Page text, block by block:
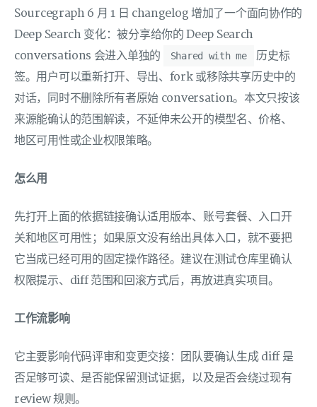
Sourcegraph 6 月 1 日 changelog 增加了一个面向协作的
Deep Search 变化：被分享给你的 Deep Search
conversations 会进入单独的
Shared with me
历史标
签。用户可以重新打开、导出、fork 或移除共享历史中的
对话，同时不删除所有者原始 conversation。本文只按该
来源能确认的范围解读，不延伸未公开的模型名、价格、
地区可用性或企业权限策略。
怎么用
先打开上面的依据链接确认适用版本、账号套餐、入口开
关和地区可用性；如果原文没有给出具体入口，就不要把
它当成已经可用的固定操作路径。建议在测试仓库里确认
权限提示、diff 范围和回滚方式后，再放进真实项目。
工作流影响
它主要影响代码评审和变更交接：团队要确认生成 diff 是
否足够可读、是否能保留测试证据，以及是否会绕过现有
review 规则。